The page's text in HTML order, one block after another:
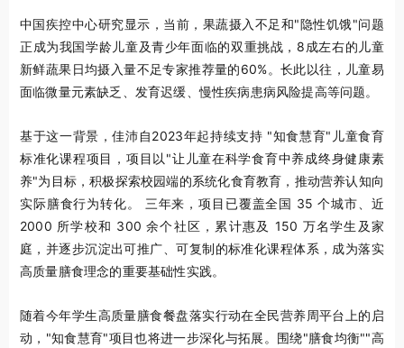
中国疾控中心研究显示，当前，果蔬摄入不足和"隐性饥饿"问题
正成为我国学龄儿童及青少年面临的双重挑战，8成左右的儿童
新鲜蔬果日均摄入量不足专家推荐量的60%。长此以往，儿童易
面临微量元素缺乏、发育迟缓、慢性疾病患病风险提高等问题。
基于这一背景，佳沛自2023年起持续支持 "知食慧育"儿童食育
标准化课程项目，项目以"让儿童在科学食育中养成终身健康素
养"为目标，积极探索校园端的系统化食育教育，推动营养认知向
实际膳食行为转化。 三年来，项目已覆盖全国 35 个城市、近
2000 所学校和 300 余个社区，累计惠及 150 万名学生及家
庭，并逐步沉淀出可推广、可复制的标准化课程体系，成为落实
高质量膳食理念的重要基础性实践。
随着今年学生高质量膳食餐盘落实行动在全民营养周平台上的启
动，"知食慧育"项目也将进一步深化与拓展。围绕"膳食均衡""高